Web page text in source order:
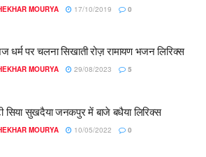
MOURYA 17/10/2019 0
धर्म पर चलना सिखाती रोज़ रामायण भजन लिरिक्स
MOURYA 29/08/2023 5
सिया सुखदैया जनकपुर में बाजे बधैया लिरिक्स
MOURYA 10/05/2022 0